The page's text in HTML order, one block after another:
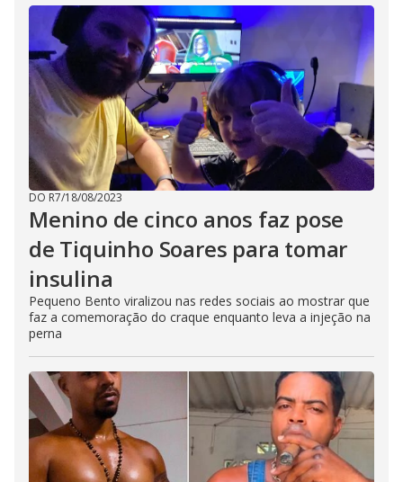
DO R7/18/08/2023
Menino de cinco anos faz pose
de Tiquinho Soares para tomar
insulina
Pequeno Bento viralizou nas redes sociais ao mostrar que
faz a comemoração do craque enquanto leva a injeção na
perna